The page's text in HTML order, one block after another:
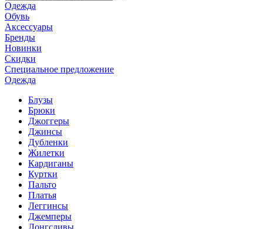
Одежда
Обувь
Аксессуары
Бренды
Новинки
Скидки
Специальное предложение
Одежда
Блузы
Брюки
Джоггеры
Джинсы
Дубленки
Жилетки
Кардиганы
Куртки
Пальто
Платья
Леггинсы
Джемперы
Лонгсливы